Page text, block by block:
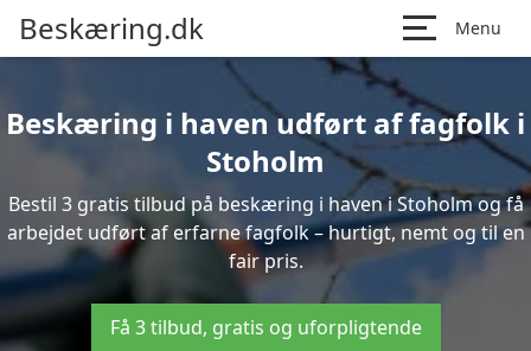
Beskæring.dk Menu
Beskæring i haven udført af fagfolk i
Stoholm
Bestil 3 gratis tilbud på beskæring i haven i Stoholm og få
arbejdet udført af erfarne fagfolk – hurtigt, nemt og til en
fair pris.
Få 3 tilbud, gratis og uforpligtende